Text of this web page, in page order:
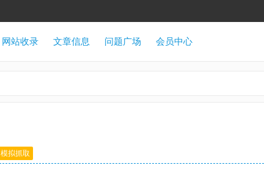
网站收录 文章信息 问题广场 会员中心
模拟抓取